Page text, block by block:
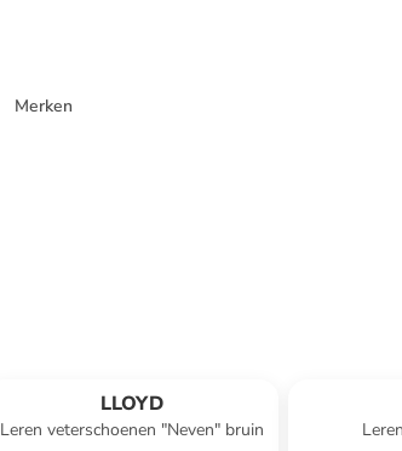
Merken
LLOYD
Leren veterschoenen "Neven" bruin